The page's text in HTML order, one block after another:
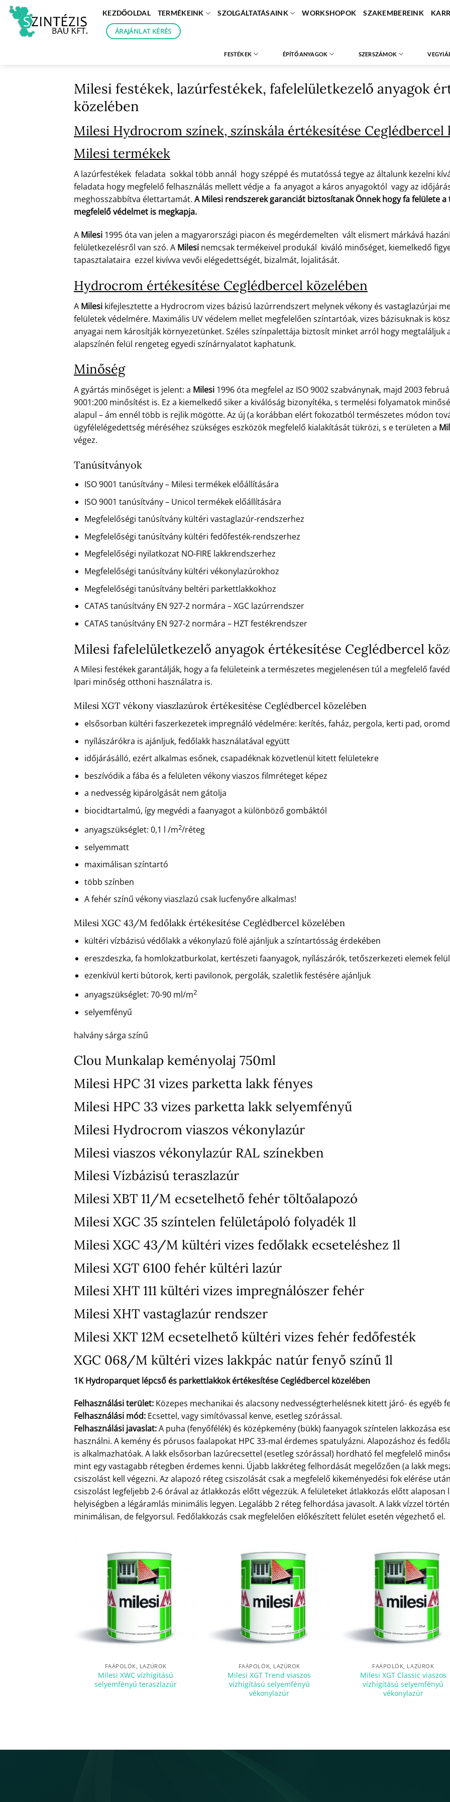
Skip
content
KEZDŐOLDAL TERMÉKEINK SZOLGÁLTATÁSAINK WORKSHOPOK SZAKEMBEREINK
ÁRAJÁNLAT KÉRÉS
FESTÉKEK ÉPÍTŐANYAGOK SZERSZÁMOK
Milesi festékek, lazúrfestékek, fafelelületkezelő anyagok
közelében
Milesi Hydrocrom színek, színskála értékesítése Ceglédbercel
Milesi termékek
A lazúrfestékek feladata sokkal több annál hogy széppé és mutatóssá tegye az általunk kezelni
feladata hogy megfelelő felhasználás mellett védje a fa anyagot a káros anyagoktól vagy az
meghosszabbítva élettartamát. A Milesi rendszerek garanciát biztosítanak Önnek hogy fa felülete
megfelelő védelmet is megkapja.
A Milesi 1995 óta van jelen a magyarországi piacon és megérdemelten vált elismert márkává
felületkezelésről van szó. A Milesi nemcsak termékeivel produkál kiváló minőséget, kiemelkedő
tapasztalataira ezzel kivívva vevői elégedettségét, bizalmát, lojalitását.
Hydrocrom értékesítése Ceglédbercel közelében
A Milesi kifejlesztette a Hydrocrom vizes bázisú lazúrrendszert melynek vékony és vastaglazúrjai
felületek védelmére. Maximális UV védelem mellet megfelelően színtartóak, vizes bázisuknak is
anyagai nem károsítják környezetünket. Széles színpalettája biztosít minket arról hogy megtaláljuk
alapszínén felül rengeteg egyedi színárnyalatot kaphatunk.
Minőség
A gyártás minőséget is jelent: a Milesi 1996 óta megfelel az ISO 9002 szabványnak, majd 2003
9001:200 minősítést is. Ez a kiemelkedő siker a kiválóság bizonyítéka, s termelési folyamatok
alapul – ám ennél több is rejlik mögötte. Az új (a korábban elért fokozatból természetes módon
ügyfélelégedettség méréséhez szükséges eszközök megfelelő kialakítását tükrözi, s e területen a
végez.
Tanúsítványok
ISO 9001 tanúsítvány – Milesi termékek előállítására
ISO 9001 tanúsítvány – Unicol termékek előállítására
Megfelelőségi tanúsítvány kültéri vastaglazúr-rendszerhez
Megfelelőségi tanúsítvány kültéri fedőfesték-rendszerhez
Megfelelőségi nyilatkozat NO-FIRE lakkrendszerhez
Megfelelőségi tanúsítvány kültéri vékonylazúrokhoz
Megfelelőségi tanúsítvány beltéri parkettlakkokhoz
CATAS tanúsítvány EN 927-2 normára – XGC lazúrrendszer
CATAS tanúsítvány EN 927-2 normára – HZT festékrendszer
Milesi fafelelületkezelő anyagok értékesítése Ceglédbercel
A Milesi festékek garantálják, hogy a fa felületeink a természetes megjelenésen túl a megfelelő
Ipari minőség otthoni használatra is.
Milesi XGT vékony viaszlazúrok értékesítése Ceglédbercel közelében
elsősorban kültéri faszerkezetek impregnáló védelmére: kerítés, faház, pergola, kerti pad,
nyílászárókra is ajánljuk, fedőlakk használatával együtt
időjárásálló, ezért alkalmas esőnek, csapadéknak közvetlenül kitett felületekre
beszívódik a fába és a felületen vékony viaszos filmréteget képez
a nedvesség kipárolgását nem gátolja
biocidtartalmú, így megvédi a faanyagot a különböző gombáktól
anyagszükséglet: 0,1 l /m2/réteg
selyemmatt
maximálisan színtartó
több színben
A fehér színű vékony viaszlazú csak lucfenyőre alkalmas!
Milesi XGC 43/M fedőlakk értékesítése Ceglédbercel közelében
kültéri vízbázisú védőlakk a vékonylazú fölé ajánljuk a színtartósság érdekében
ereszdeszka, fa homlokzatburkolat, kertészeti faanyagok, nyílászárók, tetőszerkezeti elemek
ezenkívül kerti bútorok, kerti pavilonok, pergolák, szaletlik festésére ajánljuk
anyagszükséglet: 70-90 ml/m2
selyemfényű
halvány sárga színű
Clou Munkalap keményolaj 750ml
Milesi HPC 31 vizes parketta lakk fényes
Milesi HPC 33 vizes parketta lakk selyemfényű
Milesi Hydrocrom viaszos vékonylazúr
Milesi viaszos vékonylazúr RAL színekben
Milesi Vízbázisú teraszlazúr
Milesi XBT 11/M ecsetelhető fehér töltőalapozó
Milesi XGC 35 színtelen felületápoló folyadék 1l
Milesi XGC 43/M kültéri vizes fedőlakk ecseteléshez 1l
Milesi XGT 6100 fehér kültéri lazúr
Milesi XHT 111 kültéri vizes impregnálószer fehér
Milesi XHT vastaglazúr rendszer
Milesi XKT 12M ecsetelhető kültéri vizes fehér fedőfesték
XGC 068/M kültéri vizes lakkpác natúr fenyő színű 1l
1K Hydroparquet lépcső és parkettlakkok értékesítése Ceglédbercel közelében
Felhasználási terület: Közepes mechanikai és alacsony nedvességterhelésnek kitett járó- és egyéb
Felhasználási mód: Ecsettel, vagy simítóvassal kenve, esetleg szórással.
Felhasználási javaslat:A puha (fenyőfélék) és középkemény (bükk) faanyagok színtelen lakkozása
használni. A kemény és pórusos faalapokat HPC 33-mal érdemes spatulyázni. Alapozáshoz és
is alkalmazhatóak. A lakk elsősorban lazúrecsettel (esetleg szórással) hordható fel megfelelő
mint egy vastagabb rétegben érdemes kenni. Újabb lakkréteg felhordását megelőzően (a lakk
csiszolást kell végezni. Az alapozó réteg csiszolását csak a megfelelő kikeményedési fok elérése
csiszolást legfeljebb 2-6 órával az átlakkozás előtt végezzük. A felületeket átlakkozás előtt
helyiségben a légáramlás minimális legyen. Legalább 2 réteg felhordása javasolt. A lakk vízzel
minimálisan, de felgyorsul. Fedőlakkozás csak megfelelően előkészített felület esetén végezhető el.
FAÁPOLÓK, LAZÚROK
Milesi XWC vízhígítású
selyemfényű teraszlazúr
FAÁPOLÓK, LAZÚROK
Milesi XGT Trend viaszos
vízhígítású selyemfényû
vékonylazúr
FAÁPOLÓK, LAZÚROK
Milesi XGT Classic viaszos
vízhígítású selyemfényű
vékonylazúr